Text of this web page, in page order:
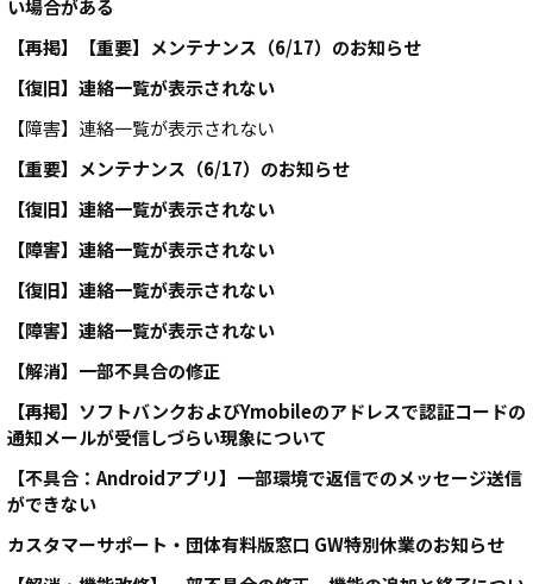
い場合がある
【再掲】【重要】メンテナンス（6/17）のお知らせ
【復旧】連絡一覧が表示されない
【障害】連絡一覧が表示されない
【重要】メンテナンス（6/17）のお知らせ
【復旧】連絡一覧が表示されない
【障害】連絡一覧が表示されない
【復旧】連絡一覧が表示されない
【障害】連絡一覧が表示されない
【解消】一部不具合の修正
【再掲】ソフトバンクおよびYmobileのアドレスで認証コードの
通知メールが受信しづらい現象について
【不具合：Androidアプリ】一部環境で返信でのメッセージ送信
ができない
カスタマーサポート・団体有料版窓口 GW特別休業のお知らせ